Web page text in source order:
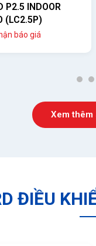
P2.5 INDOOR
(LC2.5P)
báo giá
1 2
Xem thêm
ĐIỀU